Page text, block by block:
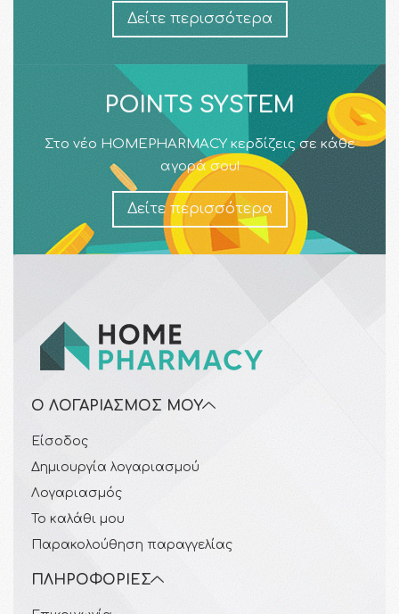
Δείτε περισσότερα
POINTS SYSTEM
Στο νέο HOMEPHARMACY κερδίζεις σε κάθε
αγορά σου!
Δείτε περισσότερα
Ο ΛΟΓΑΡΙΑΣΜΌΣ ΜΟΥ
Είσοδος
Δημιουργία λογαριασμού
Λογαριασμός
Το καλάθι μου
Παρακολούθηση παραγγελίας
ΠΛΗΡΟΦΟΡΊΕΣ